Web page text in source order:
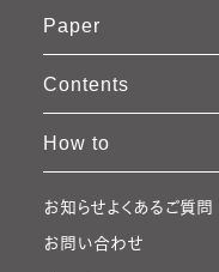
Paper
Contents
How to
お知らせよくあるご質問
お問い合わせ